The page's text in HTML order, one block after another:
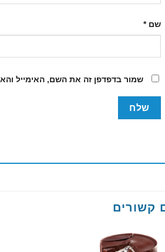
שם*
שמור בדפדפן זה את השם, האימייל
קשורים